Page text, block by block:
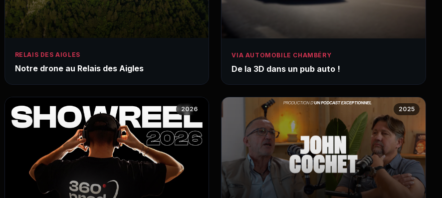
RELAIS DES AIGLES
Notre drone au Relais des Aigles
VIA AUTOMOBILE CHAMBÉRY
De la 3D dans un pub auto !
2026 2025